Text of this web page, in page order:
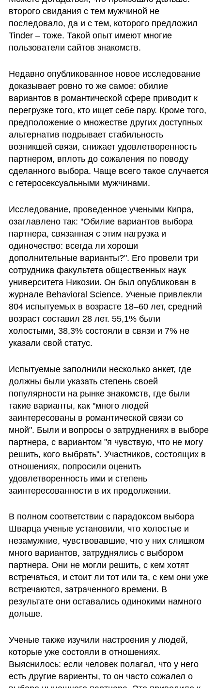
второго свидания с тем мужчиной не
последовало, да и с тем, которого предложил
Tinder – тоже. Такой опыт имеют многие
пользователи сайтов знакомств.
Недавно опубликованное новое исследование
доказывает ровно то же самое: обилие
вариантов в романтической сфере приводит к
перегрузке того, кто ищет себе пару. Кроме того,
предположение о множестве других доступных
альтернатив подрывает стабильность
возникшей связи, снижает удовлетворенность
партнером, вплоть до сожаления по поводу
сделанного выбора. Чаще всего такое случается
с гетеросексуальными мужчинами.
Исследование, проведенное учеными Кипра,
озаглавлено так: "Обилие вариантов выбора
партнера, связанная с этим нагрузка и
одиночество: всегда ли хороши
дополнительные варианты?". Его провели три
сотрудника факультета общественных наук
университета Никозии. Он был опубликован в
журнале Behavioral Science. Ученые привлекли
804 испытуемых в возрасте 18–60 лет, средний
возраст составил 28 лет. 55,1% были
холостыми, 38,3% состояли в связи и 7% не
указали свой статус.
Испытуемые заполнили несколько анкет, где
должны были указать степень своей
популярности на рынке знакомств, где были
такие варианты, как "много людей
заинтересованы в романтической связи со
мной". Были и вопросы о затруднениях в выборе
партнера, с вариантом "я чувствую, что не могу
решить, кого выбрать". Участников, состоящих в
отношениях, попросили оценить
удовлетворенность ими и степень
заинтересованности в их продолжении.
В полном соответствии с парадоксом выбора
Шварца ученые установили, что холостые и
незамужние, чувствовавшие, что у них слишком
много вариантов, затруднялись с выбором
партнера. Они не могли решить, с кем хотят
встречаться, и стоит ли тот или та, с кем они уже
встречаются, затраченного времени. В
результате они оставались одинокими намного
дольше.
Ученые также изучили настроения у людей,
которые уже состояли в отношениях.
Выяснилось: если человек полагал, что у него
есть другие вариенты, то он часто сожалел о